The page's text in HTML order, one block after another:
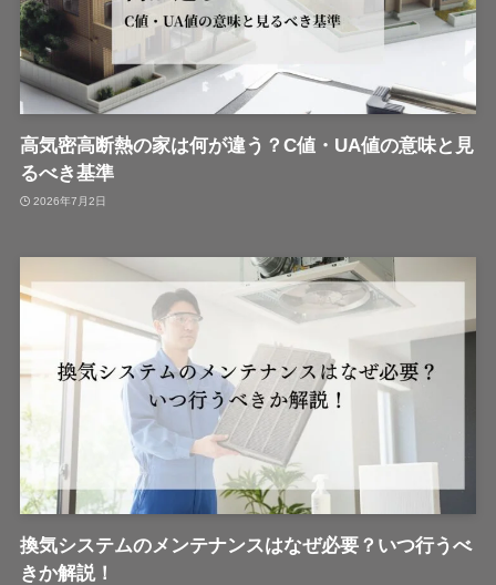
高気密高断熱の家は何が違う？C値・UA値の意味と見
るべき基準
2026年7月2日
換気システムのメンテナンスはなぜ必要？いつ行うべ
きか解説！